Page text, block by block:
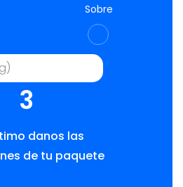
Sobre
3
danos las
de tu paquete